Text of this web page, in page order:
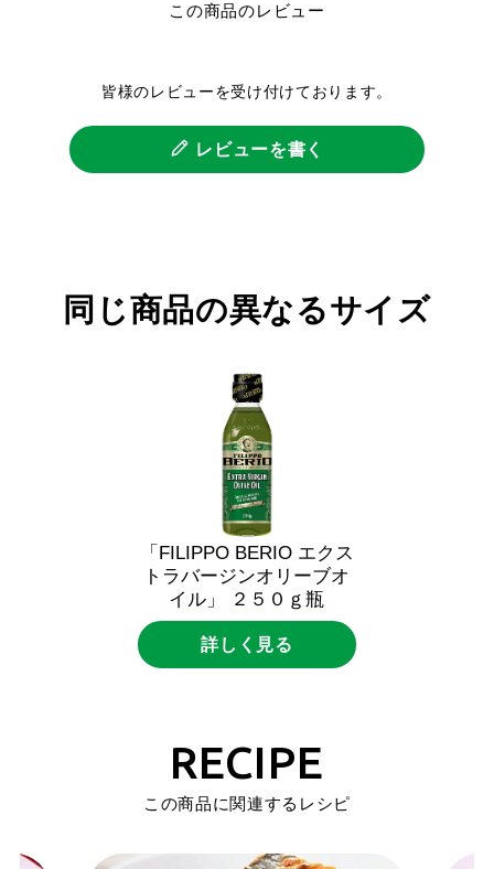
この商品のレビュー
皆様のレビューを受け付けております。
レビューを書く
同じ商品の異なるサイズ
「FILIPPO BERIO エクス
トラバージンオリーブオ
イル」
２５０ｇ瓶
詳しく見る
RECIPE
この商品に関連するレシピ